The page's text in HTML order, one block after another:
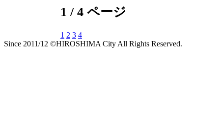
1 / 4 ページ
1 2 3 4
Since 2011/12 ©HIROSHIMA City All Rights Reserved.